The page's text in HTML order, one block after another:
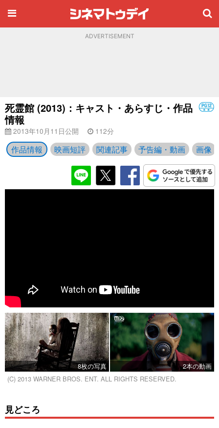
ADVERTISEMENT
死霊館 (2013)：キャスト・あらすじ・作品
情報
2013年10月11日公開 112分
作品情報 映画短評 関連記事 予告編・動画 画像
8枚の写真
2本の動画
(C) 2013 WARNER BROS. ENT. ALL RIGHTS RESERVED.
見どころ